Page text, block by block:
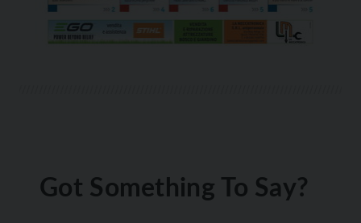
Got Something To Say?